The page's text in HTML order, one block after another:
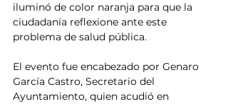
iluminó de color naranja para que la
ciudadanía reflexione ante este
problema de salud pública.
El evento fue encabezado por Genaro
García Castro, Secretario del
Ayuntamiento, quien acudió en